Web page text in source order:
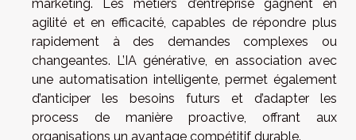
marketing. Les métiers d’entreprise gagnent en
agilité et en efficacité, capables de répondre plus
rapidement à des demandes complexes ou
changeantes. L’IA générative, en association avec
une automatisation intelligente, permet également
d’anticiper les besoins futurs et d’adapter les
process de manière proactive, offrant aux
organisations un avantage compétitif durable.